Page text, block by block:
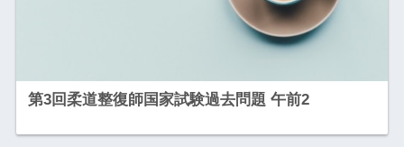
第3回柔道整復師国家試験過去問題 午前2